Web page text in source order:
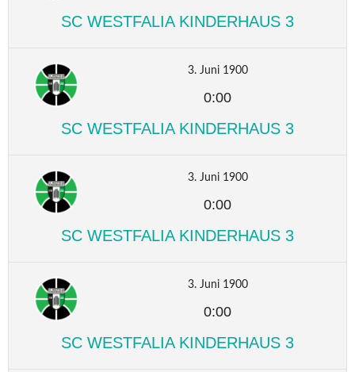
SC WESTFALIA KINDERHAUS 3
3. Juni 1900
0:00
SC WESTFALIA KINDERHAUS 3
3. Juni 1900
0:00
SC WESTFALIA KINDERHAUS 3
3. Juni 1900
0:00
SC WESTFALIA KINDERHAUS 3